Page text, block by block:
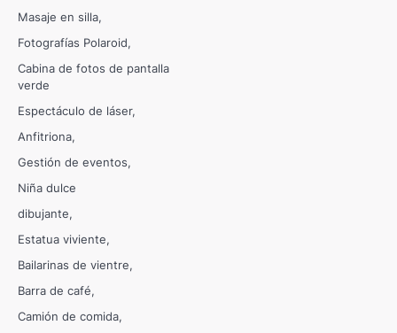
Masaje en silla
Fotografías Polaroid
Cabina de fotos de pantalla
verde
Espectáculo de láser
Anfitriona
Gestión de eventos
Niña dulce
dibujante
Estatua viviente
Bailarinas de vientre
Barra de café
Camión de comida